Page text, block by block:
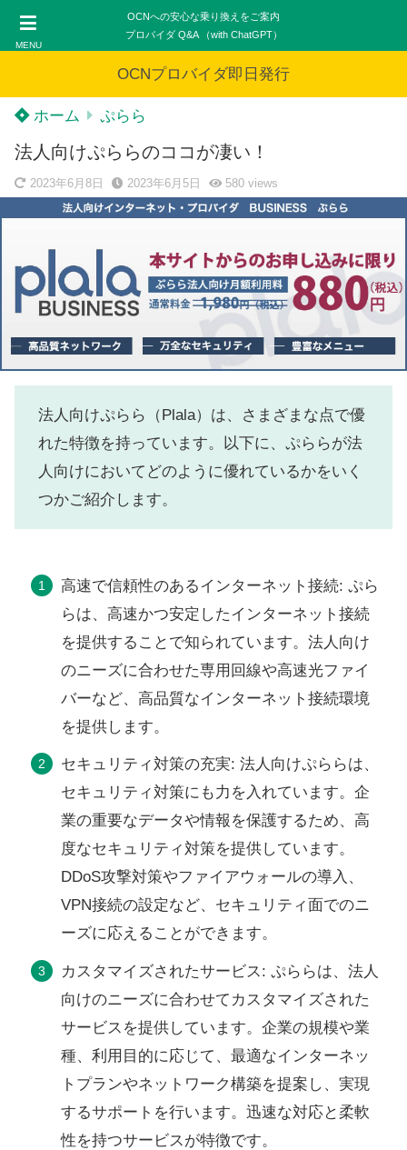
MENU
OCNへの安心な乗り換えをご案内
プロバイダ Q&A （with ChatGPT）
OCNプロバイダ即日発行
ホーム ぷらら
法人向けぷららのココが凄い！
2023年6月8日 2023年6月5日 580views
法人向けぷらら（Plala）は、さまざまな点で優
れた特徴を持っています。以下に、ぷららが法
人向けにおいてどのように優れているかをいく
つかご紹介します。
高速で信頼性のあるインターネット接続: ぷら
らは、高速かつ安定したインターネット接続
を提供することで知られています。法人向け
のニーズに合わせた専用回線や高速光ファイ
バーなど、高品質なインターネット接続環境
を提供します。
セキュリティ対策の充実: 法人向けぷららは、
セキュリティ対策にも力を入れています。企
業の重要なデータや情報を保護するため、高
度なセキュリティ対策を提供しています。
DDoS攻撃対策やファイアウォールの導入、
VPN接続の設定など、セキュリティ面でのニ
ーズに応えることができます。
カスタマイズされたサービス: ぷららは、法人
向けのニーズに合わせてカスタマイズされた
サービスを提供しています。企業の規模や業
種、利用目的に応じて、最適なインターネッ
トプランやネットワーク構築を提案し、実現
するサポートを行います。迅速な対応と柔軟
性を持つサービスが特徴です。